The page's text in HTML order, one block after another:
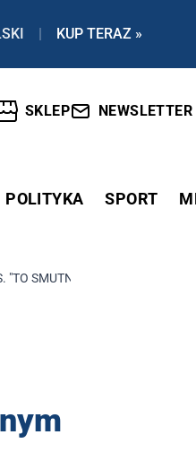
| KUP TERAZ »
SKLEP NEWSLETTER
POLITYKA SPORT
SMUTNE"